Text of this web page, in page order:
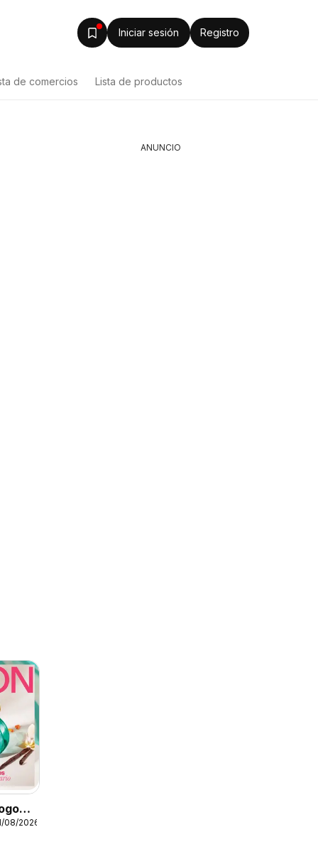
Iniciar sesión Registro
de comercios Lista de productos
08/2026
ANUNCIO